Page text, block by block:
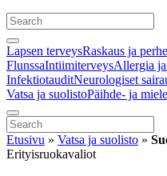
Lapsen terveysRaskaus ja perhe
FlunssaIntiimiterveysAllergia ja
InfektiotauditNeurologiset
Vatsa ja suolistoPäihde- ja
Etusivu » Vatsa ja suolisto »
Erityisruokavaliot